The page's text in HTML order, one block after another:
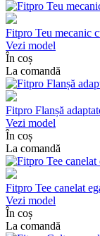
Fitpro Teu mecanic
Vezi model
În coș
La comandă
Fitpro Flanșă
Vezi model
În coș
La comandă
Fitpro Tee canelat
Vezi model
În coș
La comandă